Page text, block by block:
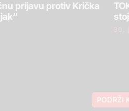
prijavu protiv Krička
30.
PODRŽI